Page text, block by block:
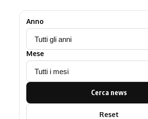
Anno
Mese
Cerca news
Reset